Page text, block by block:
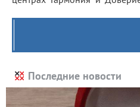
Последние новости